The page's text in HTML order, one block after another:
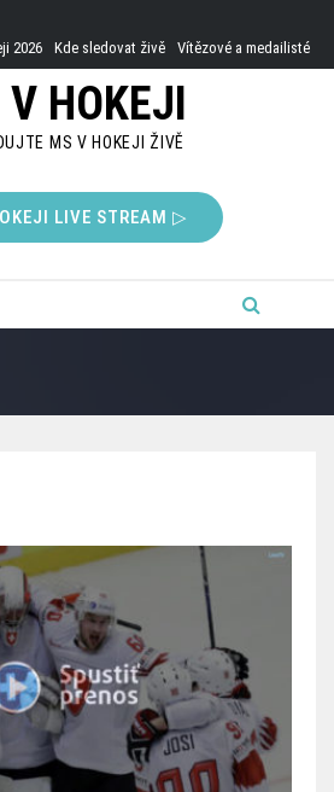
2026 Kde sledovat živě Vítězové a medailisté
HOKEJI
MS V HOKEJI ŽIVĚ
LIVE STREAM ▷